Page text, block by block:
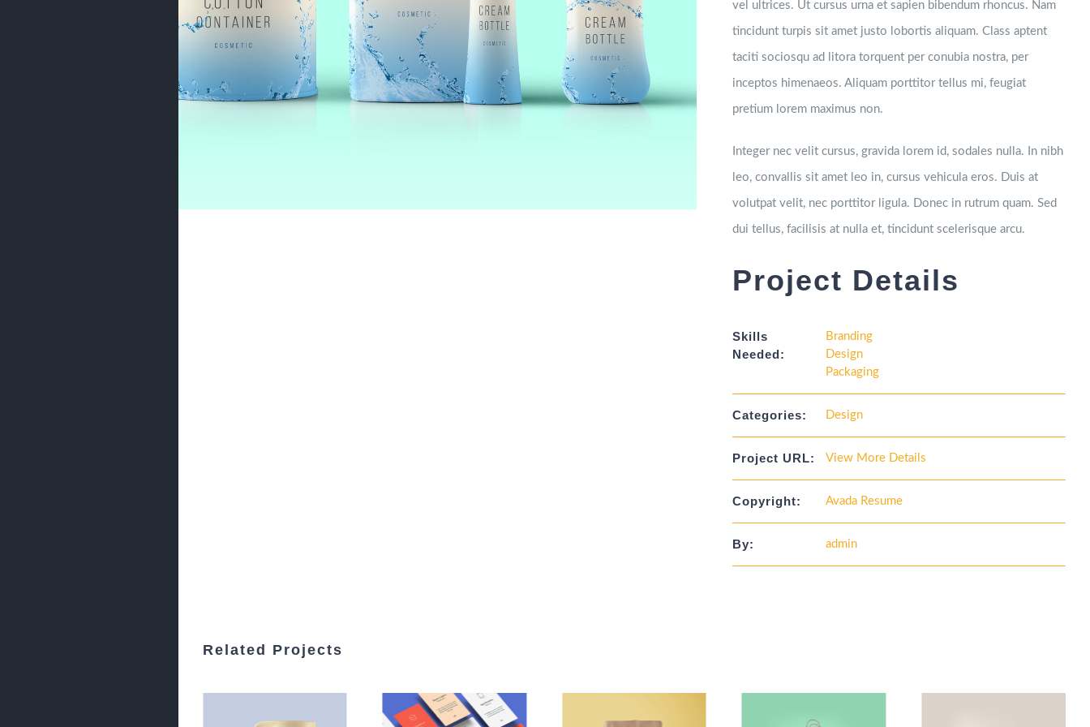
vel ultrices. Ut cursus urna et sapien bibendum rhoncus. Nam
tincidunt turpis sit amet justo lobortis aliquam. Class aptent
taciti sociosqu ad litora torquent per conubia nostra, per
inceptos himenaeos. Aliquam porttitor tellus mi, feugiat
pretium lorem maximus non.
Integer nec velit cursus, gravida lorem id, sodales nulla. In nibh
leo, convallis sit amet leo in, cursus vehicula eros. Duis at
volutpat velit, nec porttitor ligula. Donec in rutrum quam. Sed
dui tellus, facilisis at nulla et, tincidunt scelerisque arcu.
Project Details
Skills
Needed:
Branding
Design
Packaging
Categories: Design
Project URL: View More Details
Copyright: Avada Resume
By: admin
Related Projects